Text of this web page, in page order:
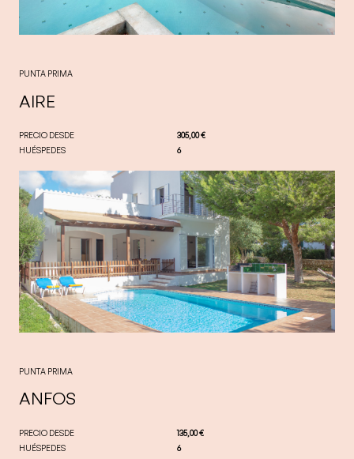
PUNTA PRIMA
AIRE
PRECIO DESDE
305,00 €
HUÉSPEDES
6
PUNTA PRIMA
ANFOS
PRECIO DESDE
135,00 €
HUÉSPEDES
6